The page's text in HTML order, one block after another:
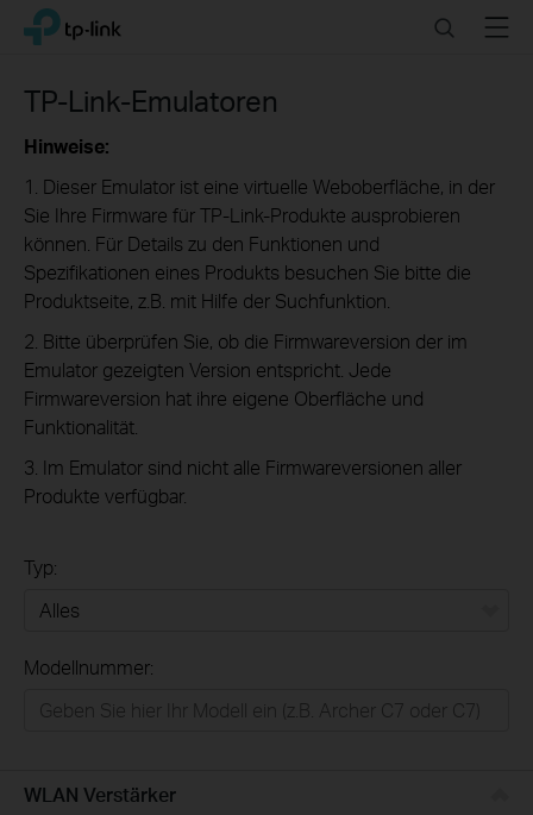
Click
the
navigation
TP-Link, Reliably Smart SearchMenu
TP-Link-Emulatoren
Hinweise:
1. Dieser Emulator ist eine virtuelle Weboberfläche, in der
Sie Ihre Firmware für TP-Link-Produkte ausprobieren
können. Für Details zu den Funktionen und
Spezifikationen eines Produkts besuchen Sie bitte die
Produktseite, z.B. mit Hilfe der Suchfunktion.
2. Bitte überprüfen Sie, ob die Firmwareversion der im
Emulator gezeigten Version entspricht. Jede
Firmwareversion hat ihre eigene Oberfläche und
Funktionalität.
3. Im Emulator sind nicht alle Firmwareversionen aller
Produkte verfügbar.
Typ:
Businessanwender
Modellnummer:
WLAN Verstärker